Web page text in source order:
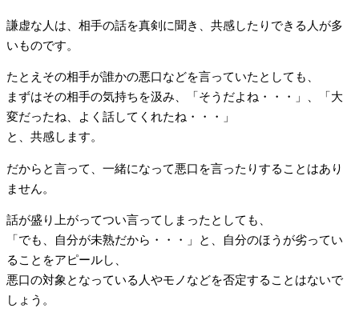
謙虚な人は、相手の話を真剣に聞き、共感したりできる人が多
いものです。
たとえその相手が誰かの悪口などを言っていたとしても、
まずはその相手の気持ちを汲み、「そうだよね・・・」、「大
変だったね、よく話してくれたね・・・」
と、共感します。
だからと言って、一緒になって悪口を言ったりすることはあり
ません。
話が盛り上がってつい言ってしまったとしても、
「でも、自分が未熟だから・・・」と、自分のほうが劣ってい
ることをアピールし、
悪口の対象となっている人やモノなどを否定することはないで
しょう。